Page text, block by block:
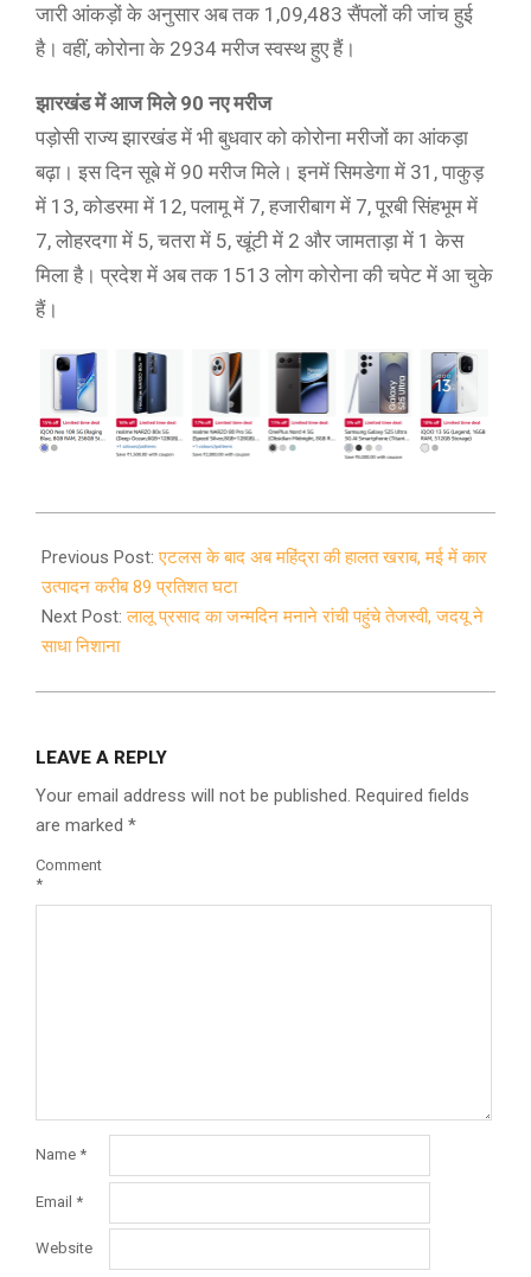
जारी आंकड़ों के अनुसार अब तक 1,09,483 सैंपलों की जांच हुई
है। वहीं, कोरोना के 2934 मरीज स्वस्थ हुए हैं।
झारखंड में आज मिले 90 नए मरीज
पड़ोसी राज्य झारखंड में भी बुधवार को कोरोना मरीजों का आंकड़ा
बढ़ा। इस दिन सूबे में 90 मरीज मिले। इनमें सिमडेगा में 31, पाकुड़
में 13, कोडरमा में 12, पलामू में 7, हजारीबाग में 7, पूरबी सिंहभूम में
7, लोहरदगा में 5, चतरा में 5, खूंटी में 2 और जामताड़ा में 1 केस
मिला है। प्रदेश में अब तक 1513 लोग कोरोना की चपेट में आ चुके
हैं।
06-
10
Previous Post:एटलस के बाद अब महिंद्रा की हालत खराब, मई में कार
उत्पादन करीब 89 प्रतिशत घटा
Next Post:लालू प्रसाद का जन्मदिन मनाने रांची पहुंचे तेजस्वी, जदयू ने
साधा निशाना
LEAVE A REPLY
Your email address will not be published. Required fields
are marked *
Comment
*
Name *
Email *
Website